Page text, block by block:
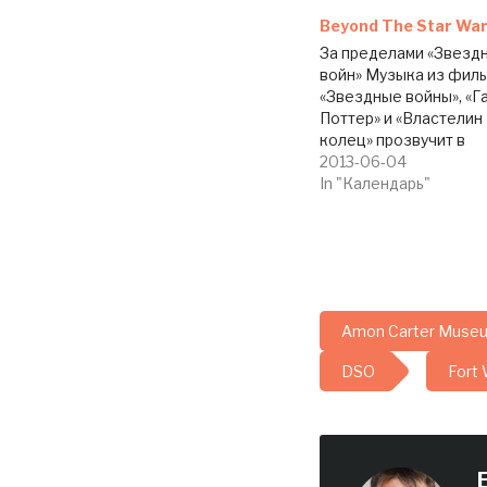
Beyond The Star
За пределами
войн» Музыка из
«Звездные войны»,
Поттер» и «Властелин
колец» прозвучит в
великолепном
Симфонического
проходить 21 июня с
до 10 часов вечера.
Стоимость билетов —
долларов. Стоимость
2013-06-04
In "Календарь"
Amon Carter
DSO Fort